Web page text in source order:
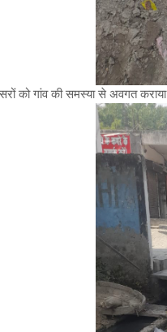
को गांव की समस्या से अवगत कराया